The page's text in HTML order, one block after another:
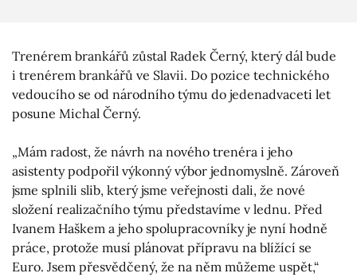
Trenérem brankářů zůstal Radek Černý, který dál bude
i trenérem brankářů ve Slavii. Do pozice technického
vedoucího se od národního týmu do jedenadvaceti let
posune Michal Černý.
„Mám radost, že návrh na nového trenéra i jeho
asistenty podpořil výkonný výbor jednomyslně. Zároveň
jsme splnili slib, který jsme veřejnosti dali, že nové
složení realizačního týmu představíme v lednu. Před
Ivanem Haškem a jeho spolupracovníky je nyní hodně
práce, protože musí plánovat přípravu na blížící se
Euro. Jsem přesvědčený, že na něm můžeme uspět,“